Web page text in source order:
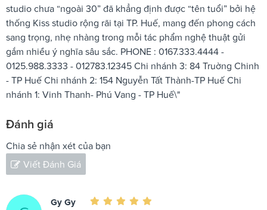
studio chưa “ngoài 30” đã khẳng định được “tên tuổi” bởi hệ
thống Kiss studio rộng rãi tại TP. Huế, mang đến phong cách
sang trọng, nhẹ nhàng trong mỗi tác phẩm nghệ thuật gửi
gắm nhiều ý nghĩa sâu sắc. PHONE : 0167.333.4444 -
0125.988.3333 - 012783.12345 Chi nhánh 3: 84 Truờng Chinh
- TP Huế Chi nhánh 2: 154 Nguyễn Tất Thành-TP Huế Chi
nhánh 1: Vinh Thanh- Phú Vang - TP Huế\"
Đánh giá
Chia sẻ nhận xét của bạn
Viết Đánh Giá
Gy Gy